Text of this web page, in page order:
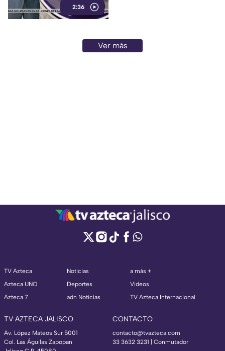
2:36
Ver más
TV Azteca
Azteca UNO
Azteca 7
Noticias
Deportes
adn Noticias
a más +
Videos
TV Azteca Internacional
TV AZTECA JALISCO
Av. López Mateos Sur 5001
Col. Las Águilas Zapopan
CONTACTO
contacto@tvazteca.com
33 3632 3231 | Conmutador